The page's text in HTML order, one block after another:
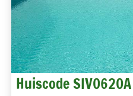
Huiscode SIV0620A